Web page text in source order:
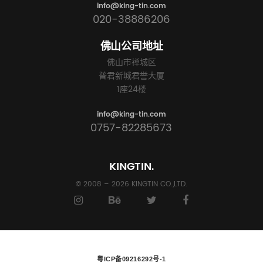
info@king-tin.com
020-38886206
佛山公司地址
佛山市禅城区
普君新城君誉大厦
1座24楼
info@king-tin.com
0757-82285673
KINGTIN.
© 2008 – 2026 KINGTIN CO.,LTD.
粤ICP备09216292号-1